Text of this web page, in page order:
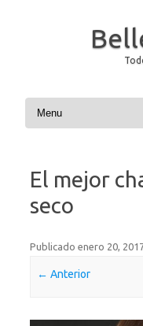
Saltar al contenido
El mejor
seco
Publicado enero 20,
← Anterior